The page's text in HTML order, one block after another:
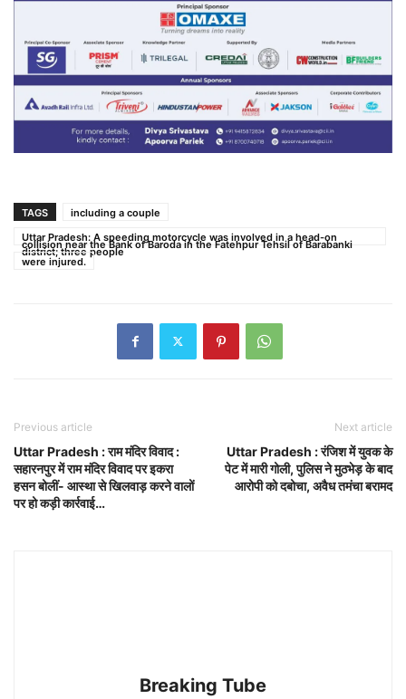
TAGS
including a couple
Uttar Pradesh: A speeding motorcycle was involved in a head-on
collision near the Bank of Baroda in the Fatehpur Tehsil of Barabanki
district; three people
were injured.
Previous article
Uttar Pradesh : राम मंदिर विवाद :
सहारनपुर में राम मंदिर विवाद पर इकरा
हसन बोलीं- आस्था से खिलवाड़ करने वालों
पर हो कड़ी कार्रवाई…
Next article
Uttar Pradesh : रंजिश में युवक के
पेट में मारी गोली, पुलिस ने मुठभेड़ के बाद
आरोपी को दबोचा, अवैध तमंचा बरामद
Breaking Tube